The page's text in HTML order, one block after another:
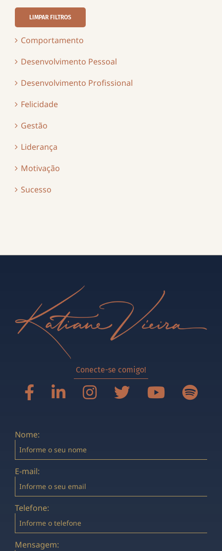
LIMPAR FILTROS
Comportamento
Desenvolvimento Pessoal
Desenvolvimento Profissional
Felicidade
Gestão
Liderança
Motivação
Sucesso
Conecte-se comigo!
Nome:
E-mail:
Telefone:
Mensagem: